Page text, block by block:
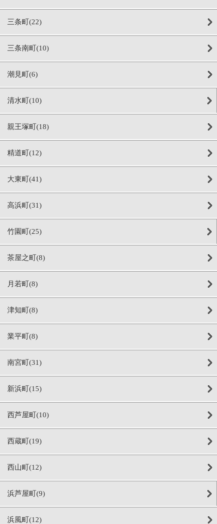
三条町(22)
三条南町(10)
潮見町(6)
清水町(10)
親王塚町(18)
精道町(12)
大東町(41)
高浜町(31)
竹園町(25)
茶屋之町(8)
月若町(8)
津知町(8)
業平町(8)
南宮町(31)
新浜町(15)
西芦屋町(10)
西蔵町(19)
西山町(12)
浜芦屋町(9)
浜風町(12)